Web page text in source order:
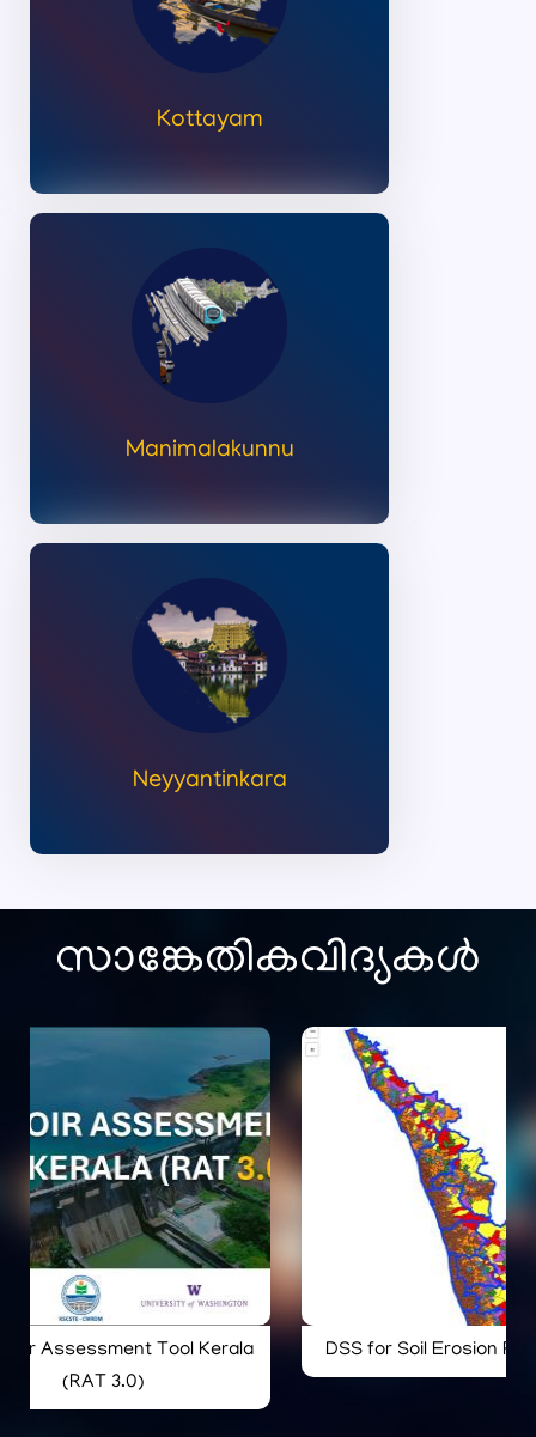
Kottayam
Manimalakunnu
Neyyantinkara
സാങ്കേതികവിദ്യകൾ
Assessment Tool Kerala
(RAT 3.0)
Risk - Kerala Water Folks